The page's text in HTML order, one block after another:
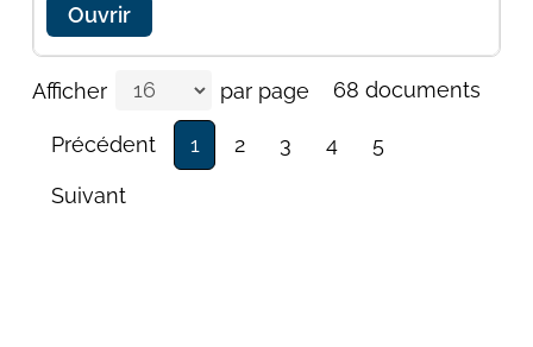
Ouvrir
Afficher par page 68 documents
Précédent 1 2 3 4 5
Suivant